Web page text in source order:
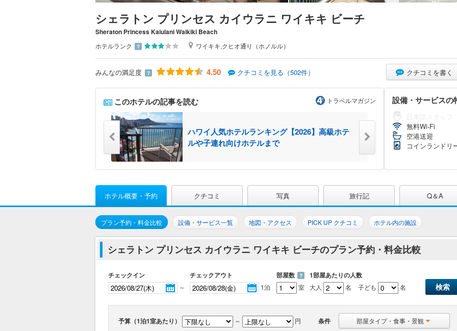
シェラトン プリンセス カイウラニ ワイキキ ビーチ
Sheraton Princess Kaiulani Waikiki Beach
ホテルランク ？ ワイキキ,クヒオ通り（ホノルル）
みんなの満足度 ？ 4.50 クチコミを見る（502件） クチコミを書く
このホテルの記事を読む トラベルマガジン
ハワイ人気ホテルランキング【2026】高級ホテ
ルや子連れ向けホテルまで
設備・サービスの
無料Wi-Fi
空港送迎
コインランドリ
ホテル概要・予約 クチコミ 写真 旅行記 Q＆A
プラン予約・料金比較 設備・サービス一覧 地図・アクセス PICK UP クチコミ ホテル内の施設
シェラトン プリンセス カイウラニ ワイキキ ビーチのプラン予約・料金比較
チェックイン
～
チェックアウト
1泊
部屋数 ？
室
1部屋あたりの人数
大人 名 子ども 名
予算（1泊1室あたり） ～ 円 条件 部屋タイプ・食事・景観